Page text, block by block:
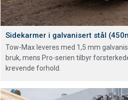
Sidekarmer i galvanisert stål
Tow-Max leveres med 1,5 mm
bruk, mens Pro-serien tilbyr
krevende forhold.